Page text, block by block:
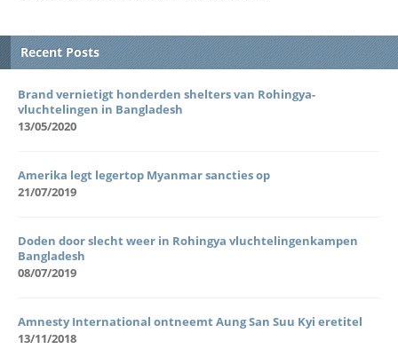
Recent Posts
Brand vernietigt honderden shelters van Rohingya-
vluchtelingen in Bangladesh
13/05/2020
Amerika legt legertop Myanmar sancties op
21/07/2019
Doden door slecht weer in Rohingya vluchtelingenkampen
Bangladesh
08/07/2019
Amnesty International ontneemt Aung San Suu Kyi eretitel
13/11/2018